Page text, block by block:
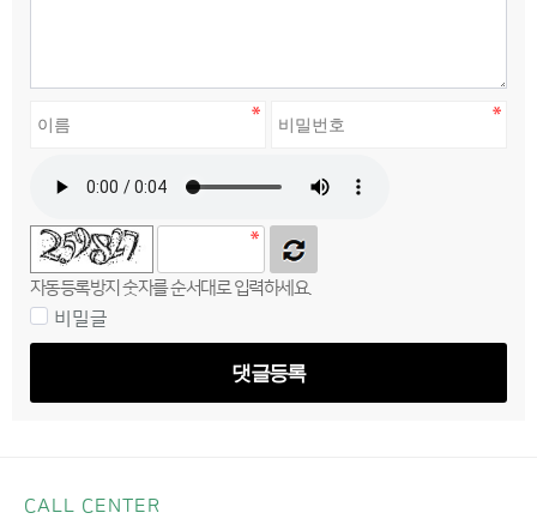
자동등록방지 숫자를 순서대로 입력하세요.
비밀글
댓글등록
CALL CENTER